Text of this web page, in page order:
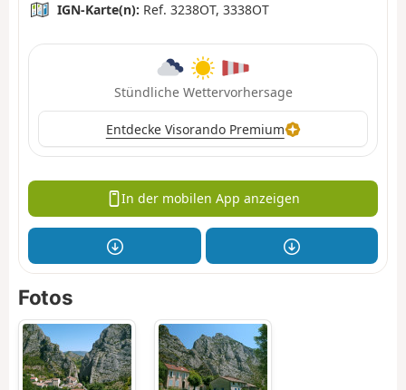
IGN-Karte(n): Ref. 3238OT, 3338OT
Stündliche Wettervorhersage
Entdecke Visorando Premium
In der mobilen App anzeigen
Fotos